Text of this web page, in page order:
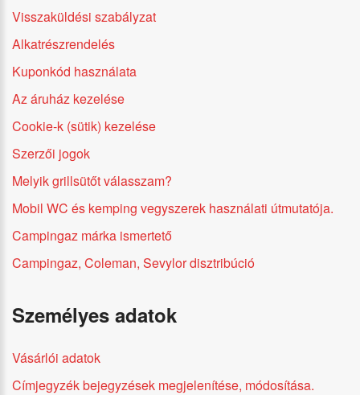
Visszaküldési szabályzat
Alkatrészrendelés
Kuponkód használata
Az áruház kezelése
Cookie-k (sütik) kezelése
Szerzői jogok
Melyik grillsütőt válasszam?
Mobil WC és kemping vegyszerek használati útmutatója.
Campingaz márka ismertető
Campingaz, Coleman, Sevylor disztribúció
Személyes adatok
Vásárlói adatok
Címjegyzék bejegyzések megjelenítése, módosítása.